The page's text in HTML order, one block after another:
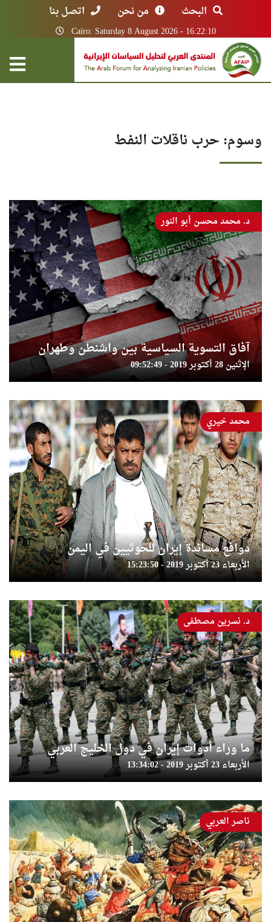
البحث من نحن اتصل بنا
Cairo: Saturday 8 August 2026 - 16:22:10
وسوم: حرب ناقلات النفط
آفاق التسوية السياسية بين واشنطن وطهران
الإثنين 28 أكتوبر 2019 - 09:52:49
د. محمد محسن أبو النور
دوافع مساندة إيران للحوثيين في اليمن
الأربعاء 23 أكتوبر 2019 - 15:23:50
محمد خيري
ما وراء أدوات إيران في دول الخليج العربي
الأربعاء 23 أكتوبر 2019 - 13:34:02
د. نسرين مصطفى
ناصر العربي